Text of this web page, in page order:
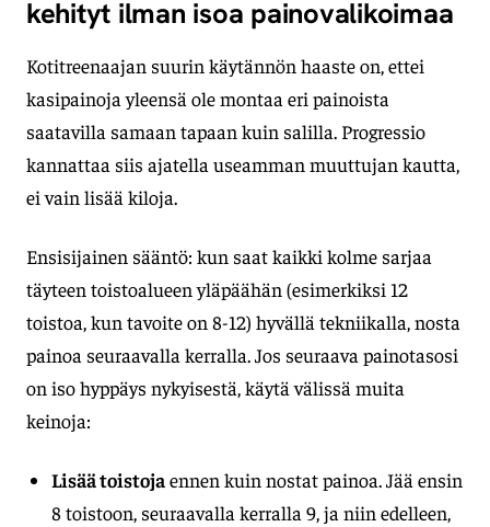
kehityt ilman isoa painovalikoimaa
Kotitreenaajan suurin käytännön haaste on, ettei
kasipainoja yleensä ole montaa eri painoista
saatavilla samaan tapaan kuin salilla. Progressio
kannattaa siis ajatella useamman muuttujan kautta,
ei vain lisää kiloja.
Ensisijainen sääntö: kun saat kaikki kolme sarjaa
täyteen toistoalueen yläpäähän (esimerkiksi 12
toistoa, kun tavoite on 8-12) hyvällä tekniikalla, nosta
painoa seuraavalla kerralla. Jos seuraava painotasosi
on iso hyppäys nykyisestä, käytä välissä muita
keinoja:
Lisää toistojaennen kuin nostat painoa. Jää ensin
8 toistoon, seuraavalla kerralla 9, ja niin edelleen,